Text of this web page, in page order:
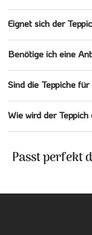
Eignet sich der
Benötige ich eine
Sind die Teppiche
Wie wird der
Passt perfekt